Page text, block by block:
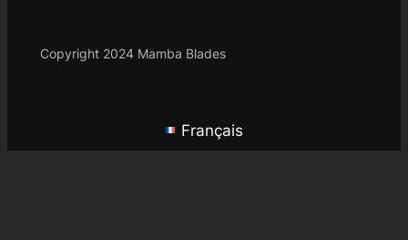
Copyright 2024 Mamba Blades
Français